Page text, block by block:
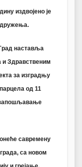
издвојено је
наставља
Здравственим
за изградњу
од 11
савремену
са новом